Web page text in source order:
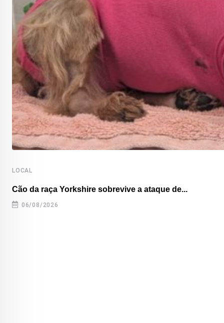
LOCAL
Cão da raça Yorkshire sobrevive a ataque de...
06/08/2026